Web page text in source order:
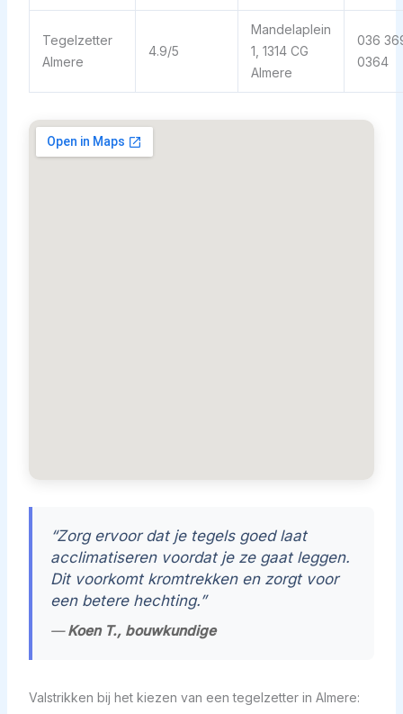
Tegelzetter
Almere
4.9/5
Mandelaplein
1, 1314 CG
Almere
036
0364
“Zorg ervoor dat je tegels goed laat
acclimatiseren voordat je ze gaat leggen.
Dit voorkomt kromtrekken en zorgt voor
een betere hechting.”
—Koen T., bouwkundige
Valstrikken bij het kiezen van een tegelzetter in Almere: